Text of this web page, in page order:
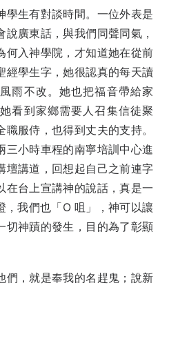
學生有對談時間。一位外表是
廣東話，與我們同聲同氣，
何入神學院，才知道她在從前
經學生字，她很認真的每天讀
雨不改。她也把福音帶給家
看到家鄉需要人召集信徒聚
服侍，也得到丈夫的支持。
三小時車程的南寧培訓中心進
壇講道，回想起自己之前連字
在台上宣講神的說話，真是一
，我們也「O 咀」，神可以讓
切神蹟的發生，目的為了彰顯
們，就是奉我的名趕鬼；說新